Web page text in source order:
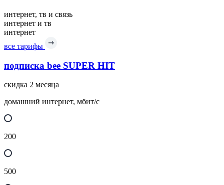
интернет, тв и связь
интернет и тв
интернет
все тарифы
подписка bee SUPER HIT
скидка 2 месяца
домашний интернет, мбит/с
200
500